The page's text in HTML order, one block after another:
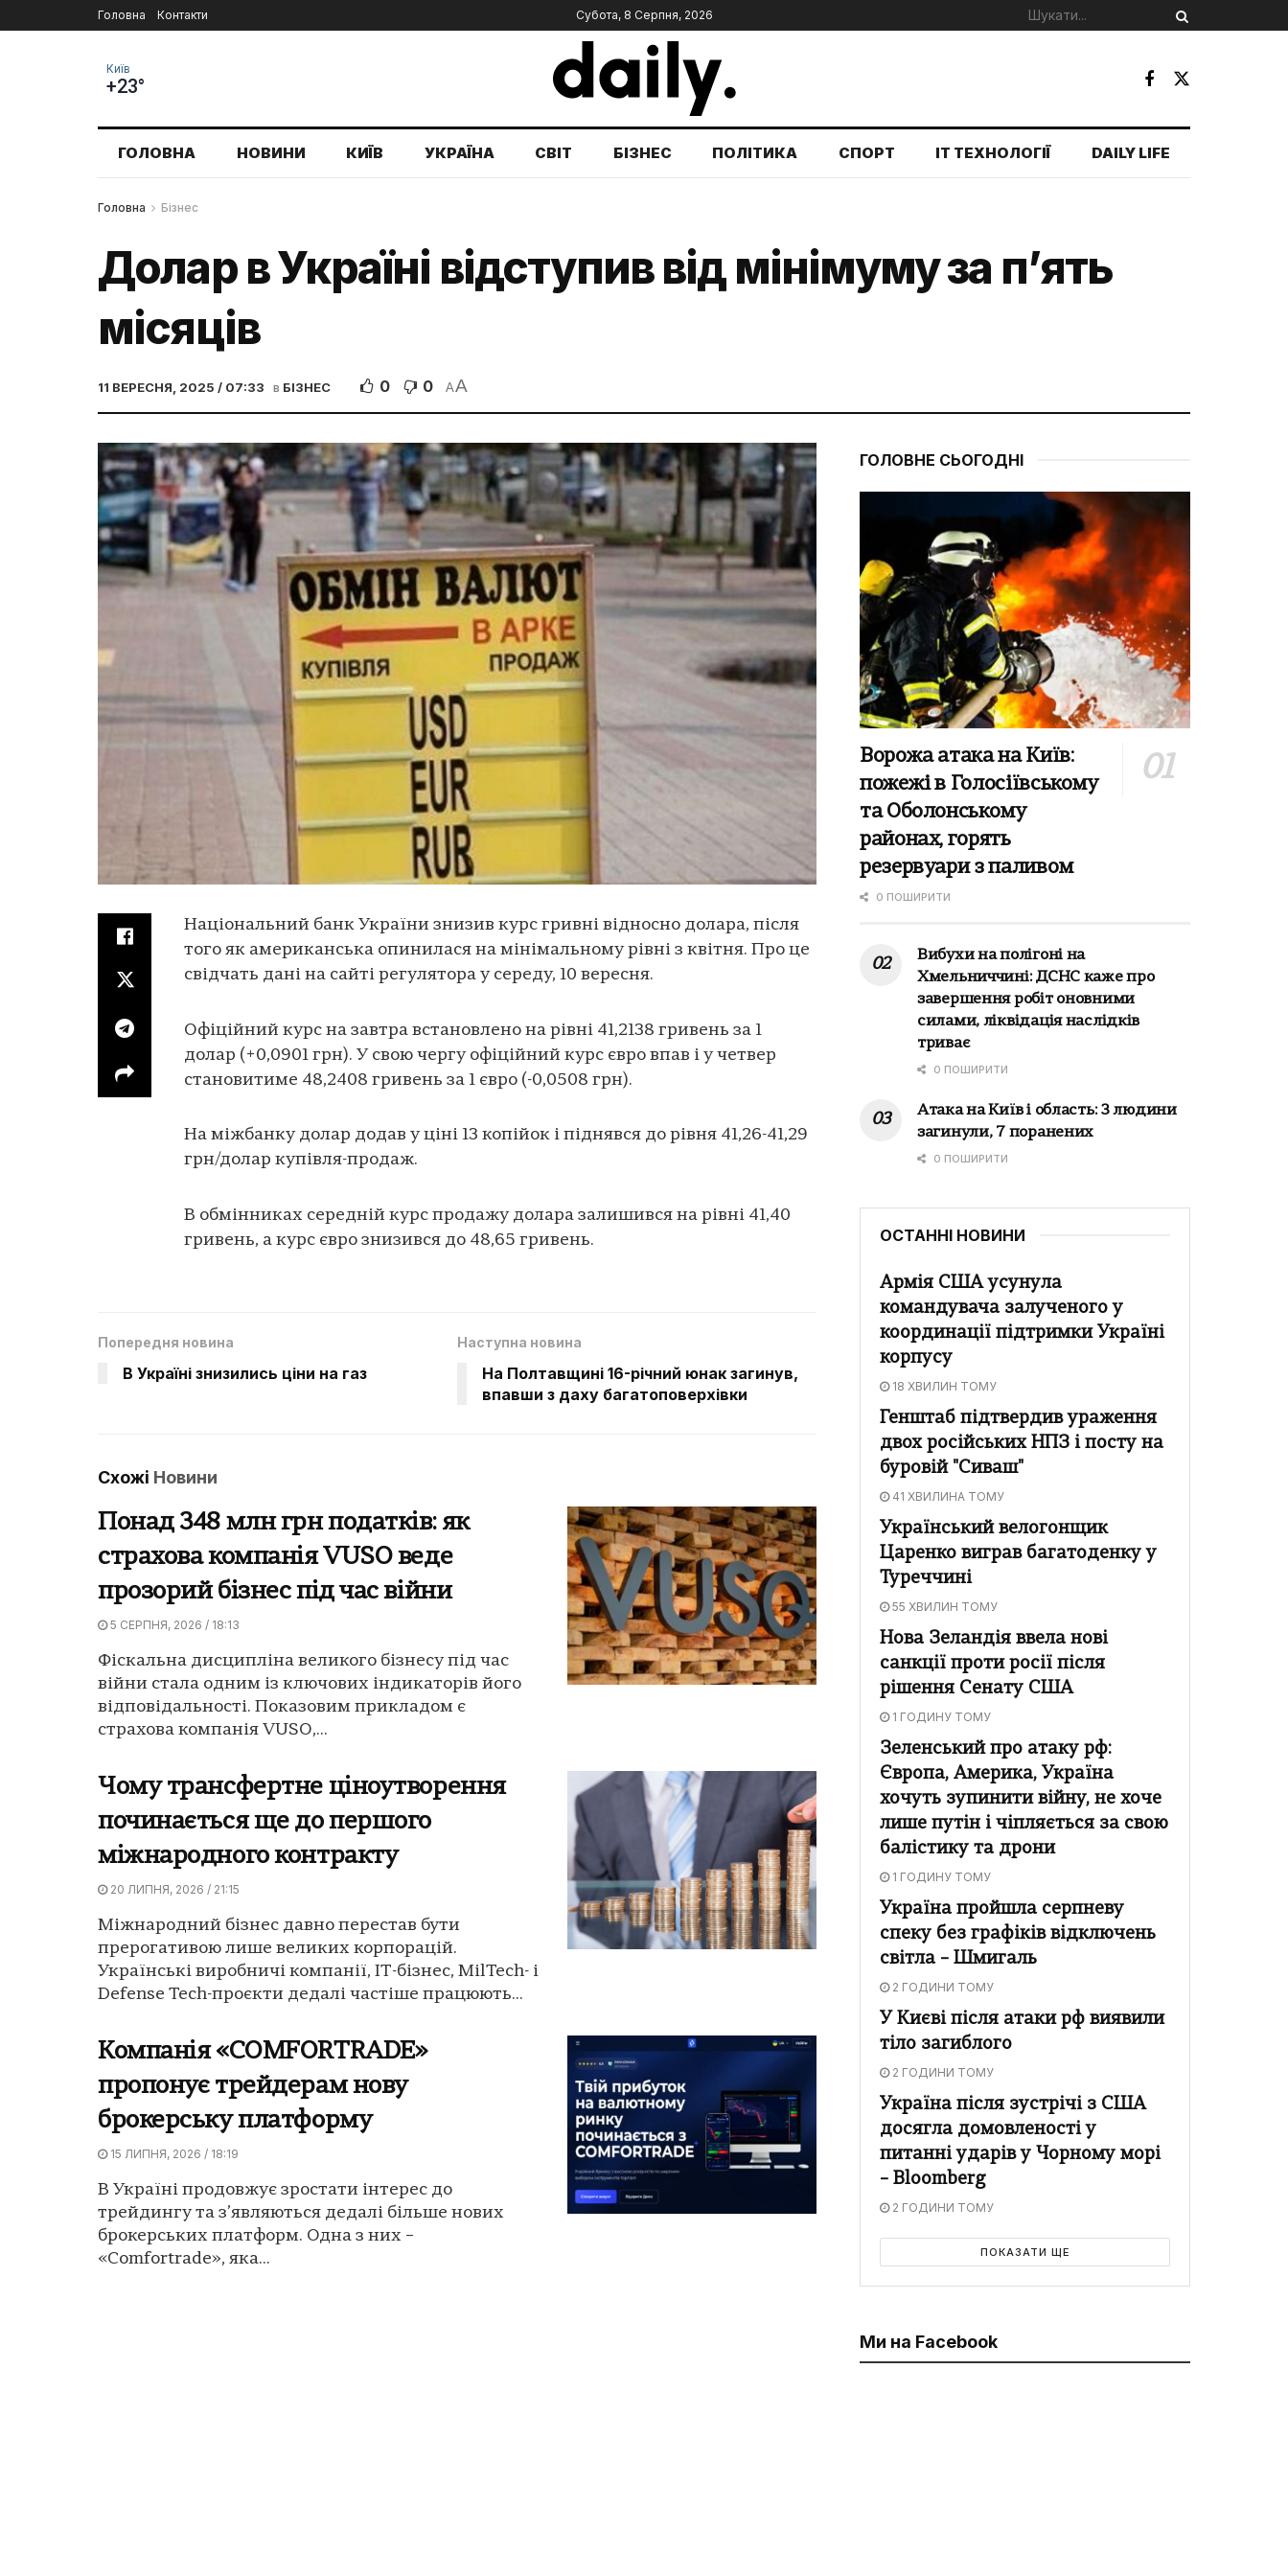
Головна Контакти Субота, 8 Серпня, 2026
Київ
+23°
ГОЛОВНА НОВИНИ КИЇВ УКРАЇНА СВІТ БІЗНЕС ПОЛІТИКА СПОРТ IT ТЕХНОЛОГІЇ DAILY LIFE
Головна Бізнес
Долар в Україні відступив від мінімуму за п’ять
місяців
11 ВЕРЕСНЯ, 2025 / 07:33 в БІЗНЕС 0 0 AA
Національний банк України знизив курс гривні відносно долара, після
того як американська опинилася на мінімальному рівні з квітня. Про це
свідчать дані на сайті регулятора у середу, 10 вересня.
Офіційний курс на завтра встановлено на рівні 41,2138 гривень за 1
долар (+0,0901 грн). У свою чергу офіційний курс євро впав і у четвер
становитиме 48,2408 гривень за 1 євро (-0,0508 грн).
На міжбанку долар додав у ціні 13 копійок і піднявся до рівня 41,26-41,29
грн/долар купівля-продаж.
В обмінниках середній курс продажу долара залишився на рівні 41,40
гривень, а курс євро знизився до 48,65 гривень.
Попередня новина
В Україні знизились ціни на газ
Наступна новина
На Полтавщині 16-річний юнак загинув,
впавши з даху багатоповерхівки
Схожі Новини
Понад 348 млн грн податків: як
страхова компанія VUSO веде
прозорий бізнес під час війни
5 СЕРПНЯ, 2026 / 18:13
Фіскальна дисципліна великого бізнесу під час
війни стала одним із ключових індикаторів його
відповідальності. Показовим прикладом є
страхова компанія VUSO,...
Чому трансфертне ціноутворення
починається ще до першого
міжнародного контракту
20 ЛИПНЯ, 2026 / 21:15
Міжнародний бізнес давно перестав бути
прерогативою лише великих корпорацій.
Українські виробничі компанії, IT-бізнес, MilTech- і
Defense Tech-проєкти дедалі частіше працюють...
Компанія «COMFORTRADE»
пропонує трейдерам нову
брокерську платформу
15 ЛИПНЯ, 2026 / 18:19
В Україні продовжує зростати інтерес до
трейдингу та з’являються дедалі більше нових
брокерських платформ. Одна з них –
«Comfortrade», яка...
ГОЛОВНЕ СЬОГОДНІ
Ворожа атака на Київ:
пожежі в Голосіївському
та Оболонському
районах, горять
резервуари з паливом
0 ПОШИРИТИ
Вибухи на полігоні на
Хмельниччині: ДСНС каже про
завершення робіт оновними
силами, ліквідація наслідків
триває
0 ПОШИРИТИ
Атака на Київ і область: 3 людини
загинули, 7 поранених
0 ПОШИРИТИ
ОСТАННІ НОВИНИ
Армія США усунула
командувача залученого у
координації підтримки Україні
корпусу
18 ХВИЛИН ТОМУ
Генштаб підтвердив ураження
двох російських НПЗ і посту на
буровій "Сиваш"
41 ХВИЛИНА ТОМУ
Український велогонщик
Царенко виграв багатоденку у
Туреччині
55 ХВИЛИН ТОМУ
Нова Зеландія ввела нові
санкції проти росії після
рішення Сенату США
1 ГОДИНУ ТОМУ
Зеленський про атаку рф:
Європа, Америка, Україна
хочуть зупинити війну, не хоче
лише путін і чіпляється за свою
балістику та дрони
1 ГОДИНУ ТОМУ
Україна пройшла серпневу
спеку без графіків відключень
світла – Шмигаль
2 ГОДИНИ ТОМУ
У Києві після атаки рф виявили
тіло загиблого
2 ГОДИНИ ТОМУ
Україна після зустрічі з США
досягла домовленості у
питанні ударів у Чорному морі
– Bloomberg
2 ГОДИНИ ТОМУ
ПОКАЗАТИ ЩЕ
Ми на Facebook